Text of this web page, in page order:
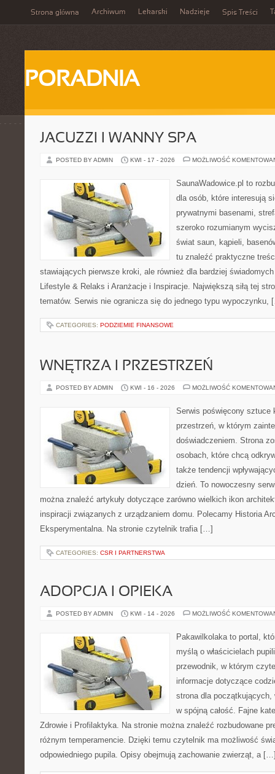
Strona główna Archiwum Lekarski Nadzieje Spis Treści
PORADNIA
JACUZZI I WANNY SPA
POSTED BY ADMIN KWI - 17 - 2026 MOŻLIWOŚĆ
SaunaWadowice.pl to
dla osób, które interesują
prywatnymi basenami,
szeroko rozumianym
świat saun, kąpieli,
tu znaleźć praktyczne
stawiających pierwsze kroki, ale również dla bardziej
Lifestyle & Relaks i Aranżacje i Inspiracje. Największą siłą tej
tematów. Serwis nie ogranicza się do jednego typu wypoczynku,
CATEGORIES: PODZIEMIE FINANSOWE
WNĘTRZA I PRZESTRZEŃ
POSTED BY ADMIN KWI - 16 - 2026 MOŻLIWOŚĆ
Serwis poświęcony sztuce
przestrzeń, w którym
doświadczeniem. Strona
osobach, które chcą
także tendencji
dzień. To nowoczesny
można znaleźć artykuły dotyczące zarówno wielkich ikon
inspiracji związanych z urządzaniem domu. Polecamy Historia
Eksperymentalna. Na stronie czytelnik trafia […]
CATEGORIES: CSR I PARTNERSTWA
ADOPCJA I OPIEKA
POSTED BY ADMIN KWI - 14 - 2026 MOŻLIWOŚĆ
Pakawilkolaka to portal,
myślą o właścicielach
przewodnik, w którym
informacje dotyczące
strona dla początkujących,
w spójną całość. Fajne
Zdrowie i Profilaktyka. Na stronie można znaleźć rozbudowane
różnym temperamencie. Dzięki temu czytelnik ma możliwość
odpowiedniego pupila. Opisy obejmują zachowanie zwierząt, a